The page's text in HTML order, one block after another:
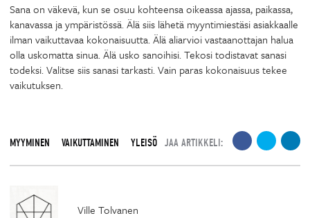
Sana on väkevä, kun se osuu kohteensa oikeassa ajassa, paikassa,
kanavassa ja ympäristössä. Älä siis lähetä myyntimiestäsi asiakkaalle
ilman vaikuttavaa kokonaisuutta. Älä aliarvioi vastaanottajan halua
olla uskomatta sinua. Älä usko sanoihisi. Tekosi todistavat sanasi
todeksi. Valitse siis sanasi tarkasti. Vain paras kokonaisuus tekee
vaikutuksen.
MYYMINEN VAIKUTTAMINEN YLEISÖ JAA ARTIKKELI:
Ville Tolvanen